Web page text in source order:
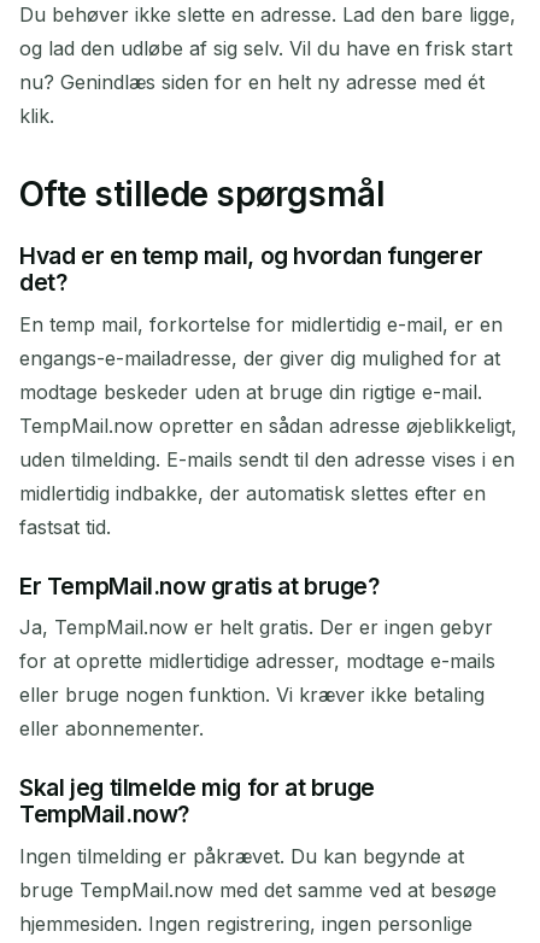
Du behøver ikke slette en adresse. Lad den bare ligge,
og lad den udløbe af sig selv. Vil du have en frisk start
nu? Genindlæs siden for en helt ny adresse med ét
klik.
Ofte stillede spørgsmål
Hvad er en temp mail, og hvordan fungerer
det?
En temp mail, forkortelse for midlertidig e-mail, er en
engangs-e-mailadresse, der giver dig mulighed for at
modtage beskeder uden at bruge din rigtige e-mail.
TempMail.now opretter en sådan adresse øjeblikkeligt,
uden tilmelding. E-mails sendt til den adresse vises i en
midlertidig indbakke, der automatisk slettes efter en
fastsat tid.
Er TempMail.now gratis at bruge?
Ja, TempMail.now er helt gratis. Der er ingen gebyr
for at oprette midlertidige adresser, modtage e-mails
eller bruge nogen funktion. Vi kræver ikke betaling
eller abonnementer.
Skal jeg tilmelde mig for at bruge
TempMail.now?
Ingen tilmelding er påkrævet. Du kan begynde at
bruge TempMail.now med det samme ved at besøge
hjemmesiden. Ingen registrering, ingen personlige